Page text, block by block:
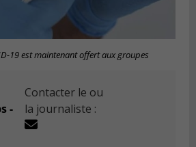
19 est maintenant offert aux groupes
-
Contacter le ou
la journaliste :